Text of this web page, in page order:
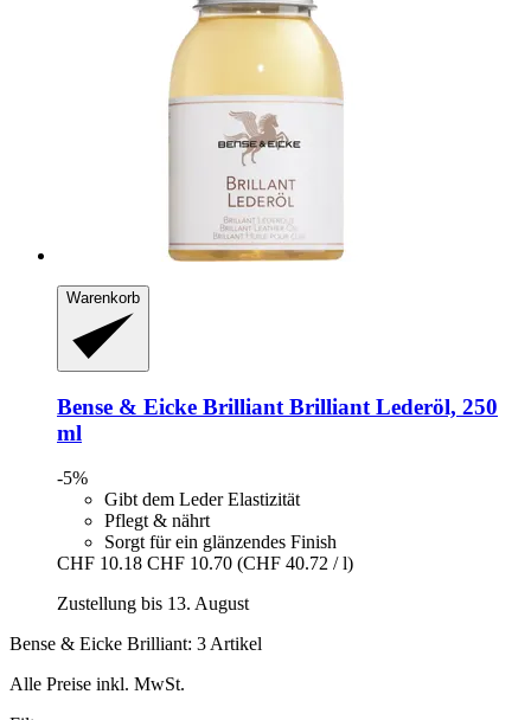
Warenkorb
Bense & Eicke Brilliant Brilliant Lederöl, 250
ml
-5%
Gibt dem Leder Elastizität
Pflegt & nährt
Sorgt für ein glänzendes Finish
CHF 10.18 CHF 10.70 (CHF 40.72 / l)
Zustellung bis 13. August
Bense & Eicke Brilliant: 3 Artikel
Alle Preise inkl. MwSt.